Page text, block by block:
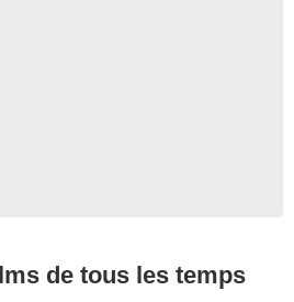
de tous les temps